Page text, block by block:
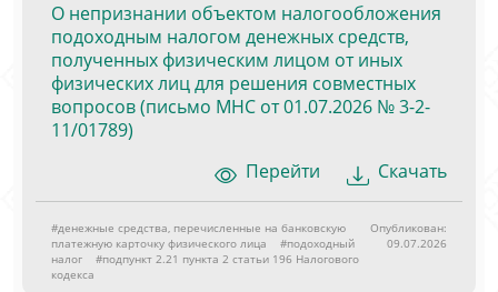
О непризнании объектом налогообложения
подоходным налогом денежных средств,
полученных физическим лицом от иных
физических лиц для решения совместных
вопросов (письмо МНС от 01.07.2026 № 3-2-
11/01789)
Перейти
Скачать
#денежные средства, перечисленные на банковскую
платежную карточку физического лица
#подоходный
налог
#подпункт 2.21 пункта 2 статьи 196 Налогового
Опубликован:
09.07.2026